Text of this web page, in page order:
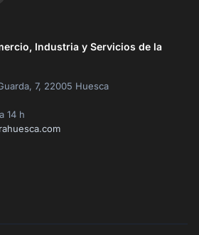
Industria y Servicios de la
7, 22005 Huesca
14 h